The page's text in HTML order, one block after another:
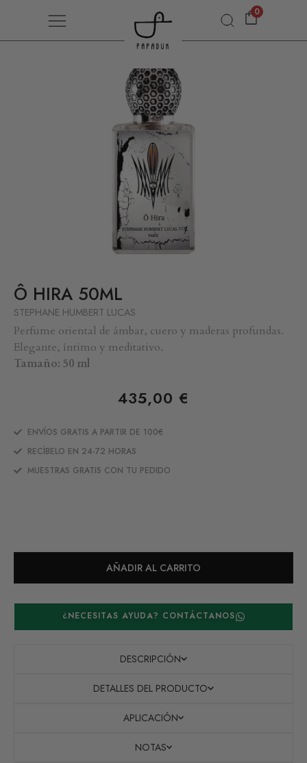
0
Ô HIRA 50ML
STEPHANE HUMBERT LUCAS
Perfume oriental de ámbar, cuero y maderas profundas.
Elegante, íntimo y meditativo.
Tamaño: 50 ml
435,00 €
ENVÍOS GRATIS A PARTIR DE 100€
RECÍBELO EN 24-72 HORAS
MUESTRAS GRATIS CON TU PEDIDO
AÑADIR AL CARRITO
¿NECESITAS AYUDA? CONTÁCTANOS
DESCRIPCIÓN
DETALLES DEL PRODUCTO
APLICACIÓN
NOTAS